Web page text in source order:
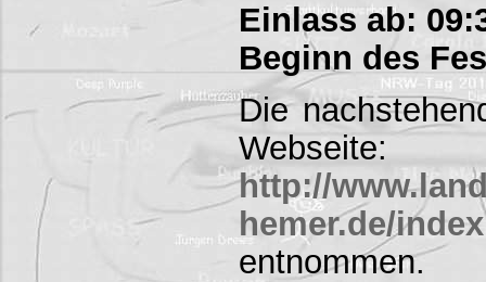
Einlass ab:
Beginn des
Die
Webseite:
http://
hemer.de/
entnommen.